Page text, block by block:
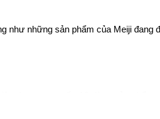
như những sản phẩm của Meiji đang
đang cung cấp 12 dòng sản phẩm